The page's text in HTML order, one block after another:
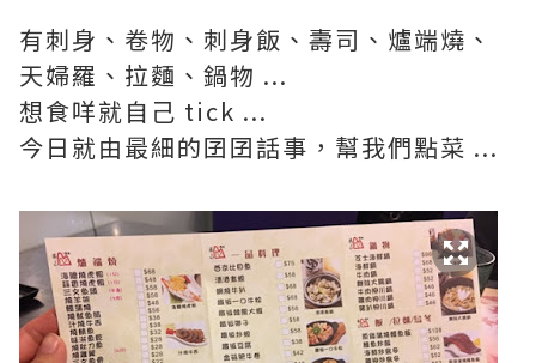
有刺身、卷物、刺身飯、壽司、爐端燒、
天婦羅、拉麵、鍋物 ...
想食咩就自己 tick ...
今日就由最細的囝囝話事，幫我們點菜 ...